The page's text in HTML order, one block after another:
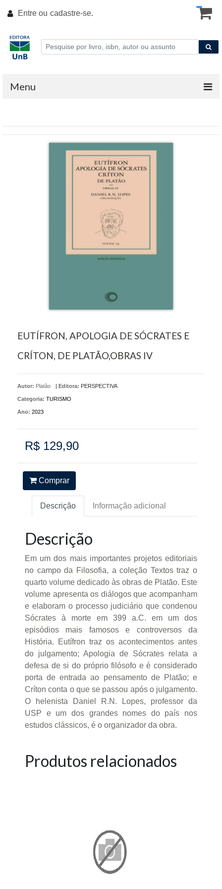
Entre ou cadastre-se.
Menu
EUTÍFRON, APOLOGIA DE SÓCRATES E
CRÍTON, DE PLATÃO,OBRAS IV
Autor: Platão | Editora: PERSPECTIVA
Categoria: TURISMO
Ano: 2023
R$ 129,90
Comprar
Descrição Informação adicional
Descrição
Em um dos mais importantes projetos editoriais
no campo da Filosofia, a coleção Textos traz o
quarto volume dedicado às obras de Platão. Este
volume apresenta os diálogos que acompanham
e elaboram o processo judiciário que condenou
Sócrates à morte em 399 a.C. em um dos
episódios mais famosos e controversos da
História. Eutífron traz os acontecimentos antes
do julgamento; Apologia de Sócrates relata a
defesa de si do próprio filósofo e é considerado
porta de entrada ao pensamento de Platão; e
Críton conta o que se passou após o julgamento.
O helenista Daniel R.N. Lopes, professor da
USP e um dos grandes nomes do país nos
estudos clássicos, é o organizador da obra.
Produtos relacionados